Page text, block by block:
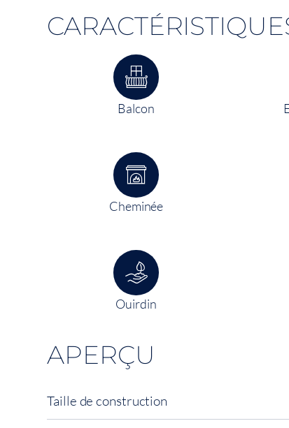
Balcon
Cheminée
Ouirdin
APERÇU
Taille de construction